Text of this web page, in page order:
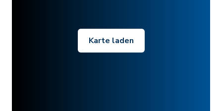
Karte laden